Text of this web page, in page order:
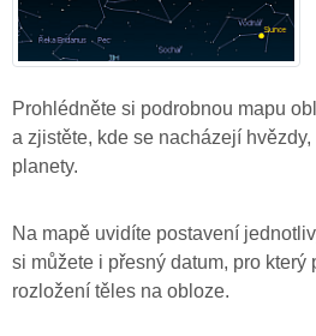
Prohlédněte si podrobnou mapu
a zjistěte, kde se nacházejí
planety.
Na mapě uvidíte postavení
si můžete i přesný datum, pro který
rozložení těles na obloze.